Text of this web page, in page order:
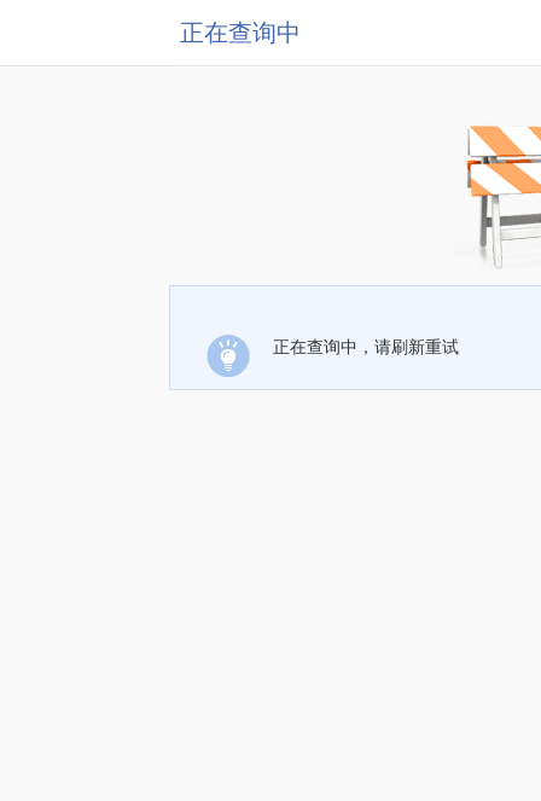
正在查询中
正在查询中，请刷新重试